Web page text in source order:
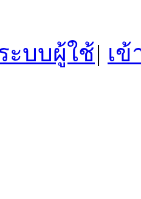
ะบบผู้ใช้| เ